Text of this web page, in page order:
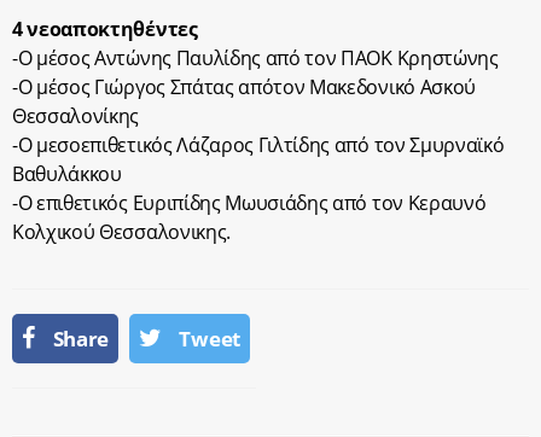
4 νεοαποκτηθέντες
-Ο μέσος Αντώνης Παυλίδης από τον ΠΑΟΚ Κρηστώνης
-Ο μέσος Γιώργος Σπάτας απότον Μακεδονικό Ασκού
Θεσσαλονίκης
-Ο μεσοεπιθετικός Λάζαρος Γιλτίδης από τον Σμυρναϊκό
Βαθυλάκκου
-Ο επιθετικός Ευριπίδης Μωυσιάδης από τον Κεραυνό
Κολχικού Θεσσαλονικης.
Share Tweet